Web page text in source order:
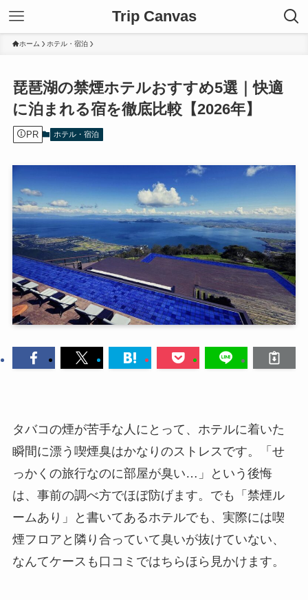
Trip Canvas
ホーム ホテル・宿泊
琵琶湖の禁煙ホテルおすすめ5選｜快適
に泊まれる宿を徹底比較【2026年】
PR ホテル・宿泊
タバコの煙が苦手な人にとって、ホテルに着いた
瞬間に漂う喫煙臭はかなりのストレスです。「せ
っかくの旅行なのに部屋が臭い…」という後悔
は、事前の調べ方でほぼ防げます。でも「禁煙ル
ームあり」と書いてあるホテルでも、実際には喫
煙フロアと隣り合っていて臭いが抜けていない、
なんてケースも口コミではちらほら見かけます。